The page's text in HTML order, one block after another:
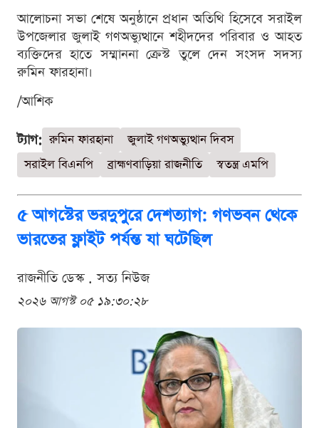
আলোচনা সভা শেষে অনুষ্ঠানে প্রধান অতিথি হিসেবে সরাইল
উপজেলার জুলাই গণঅভ্যুত্থানে শহীদদের পরিবার ও আহত
ব্যক্তিদের হাতে সম্মাননা ক্রেস্ট তুলে দেন সংসদ সদস্য
রুমিন ফারহানা।
/আশিক
ট্যাগ: রুমিন ফারহানা
জুলাই গণঅভ্যুত্থান দিবস
সরাইল বিএনপি
ব্রাহ্মণবাড়িয়া রাজনীতি স্বতন্ত্র এমপি
৫ আগস্টের ভরদুপুরে দেশত্যাগ: গণভবন থেকে
ভারতের ফ্লাইট পর্যন্ত যা ঘটেছিল
রাজনীতি ডেস্ক . সত্য নিউজ
২০২৬ আগস্ট ০৫ ১৯:৩০:২৮